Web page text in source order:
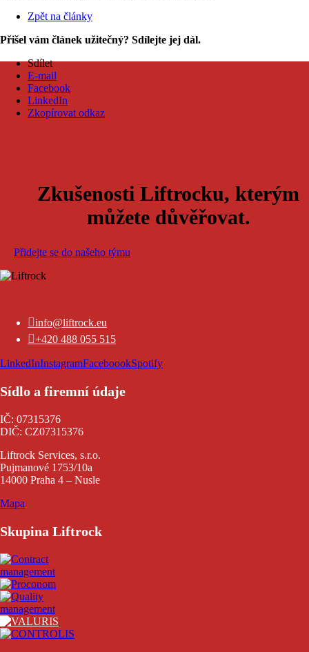
Zpět na články
Přišel vám článek užitečný? Sdílejte jej dál.
Sdílet
E-mail
Facebook
LinkedIn
Zkopírovat odkaz
Zkušenosti Liftrocku, kterým
můžete důvěřovat.
Přidejte se do našeho týmu
info@liftrock.eu
+420 488 055 515
LinkedInInstagramFaceboookSpotify
Sídlo a firemní údaje
IČ: 07315376
DIČ: CZ07315376
Liftrock Services, s.r.o.
Pujmanové 1753/10a
14000 Praha 4 – Nusle
Mapa
Skupina Liftrock